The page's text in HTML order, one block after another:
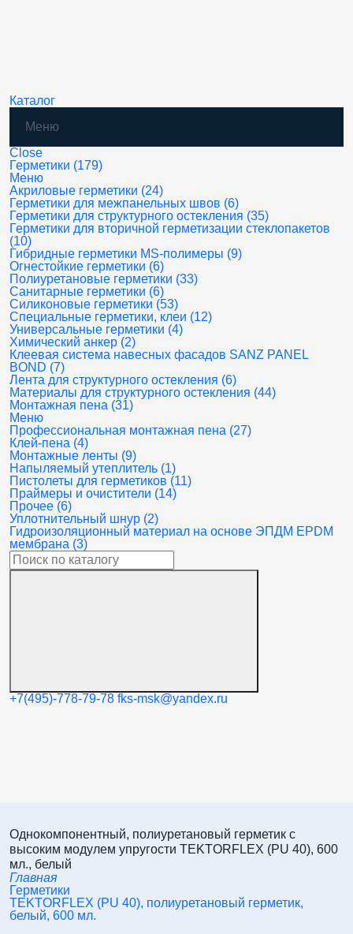
Каталог
Меню
Close
Герметики (179)
Меню
Акриловые герметики (24)
Герметики для межпанельных швов (6)
Герметики для структурного остекления (35)
Герметики для вторичной герметизации стеклопакетов
(10)
Гибридные герметики MS-полимеры (9)
Огнестойкие герметики (6)
Полиуретановые герметики (33)
Санитарные герметики (6)
Силиконовые герметики (53)
Специальные герметики, клеи (12)
Универсальные герметики (4)
Химический анкер (2)
Клеевая система навесных фасадов SANZ PANEL
BOND (7)
Лента для структурного остекления (6)
Материалы для структурного остекления (44)
Монтажная пена (31)
Меню
Профессиональная монтажная пена (27)
Клей-пена (4)
Монтажные ленты (9)
Напыляемый утеплитель (1)
Пистолеты для герметиков (11)
Праймеры и очистители (14)
Прочее (6)
Уплотнительный шнур (2)
Гидроизоляционный материал на основе ЭПДМ EPDM
мембрана (3)
+7(495)-778-79-78 fks-msk@yandex.ru
Однокомпонентный, полиуретановый герметик с
высоким модулем упругости TEKTORFLEX (PU 40), 600
мл., белый
Главная
Герметики
TEKTORFLEX (PU 40), полиуретановый герметик,
белый, 600 мл.